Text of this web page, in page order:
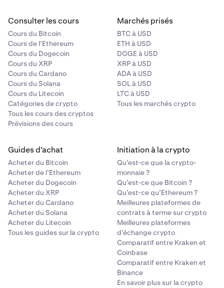
Consulter les cours
Cours du Bitcoin
Cours de l’Ethereum
Cours du Dogecoin
Cours du XRP
Cours du Cardano
Cours du Solana
Cours du Litecoin
Catégories de crypto
Tous les cours des cryptos
Prévisions des cours
Marchés prisés
BTC à USD
ETH à USD
DOGE à USD
XRP à USD
ADA à USD
SOL à USD
LTC à USD
Tous les marchés crypto
Guides d’achat
Acheter du Bitcoin
Acheter de l’Ethereum
Acheter du Dogecoin
Acheter du XRP
Acheter du Cardano
Acheter du Solana
Acheter du Litecoin
Tous les guides sur la crypto
Initiation à la crypto
Qu’est-ce que la crypto-
monnaie ?
Qu’est-ce que Bitcoin ?
Qu’est-ce qu’Ethereum ?
Meilleures plateformes de
contrats à terme sur crypto
Meilleures plateformes
d’échange crypto
Comparatif entre Kraken et
Coinbase
Comparatif entre Kraken et
Binance
En savoir plus sur la crypto